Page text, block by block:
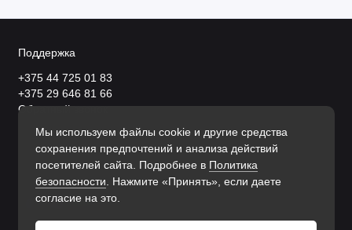
подходит для запуска бизнеса на строительных
даже частных территориях.
Почему выбирают офис 20 футов?
Компактность и мобильность
Мы используем файлы cookie и другие средства
сохранения предпочтений и анализа действий
посетителей сайта. Подробнее в Политика
безопасности . Нажмите «Принять», если даете
согласие на это.
Поддержка
+375 44 725 01 83
+375 29 646 81 66
Обратный звонок
Круглоссуточно